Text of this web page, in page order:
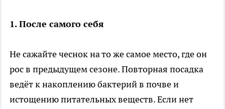
1. После самого себя
Не сажайте чеснок на то же самое место, где он
рос в предыдущем сезоне. Повторная посадка
ведёт к накоплению бактерий в почве и
истощению питательных веществ. Если нет